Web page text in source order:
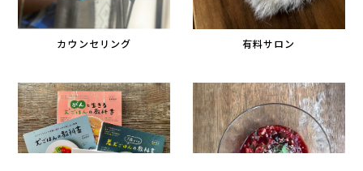
カウンセリング 有料サロン